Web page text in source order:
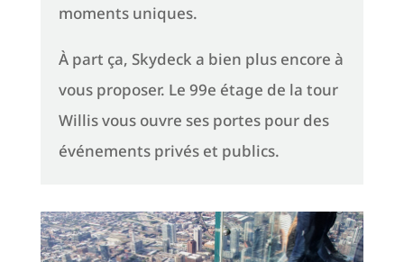
moments uniques.
À part ça, Skydeck a bien plus encore à
vous proposer. Le 99e étage de la tour
Willis vous ouvre ses portes pour des
événements privés et publics.